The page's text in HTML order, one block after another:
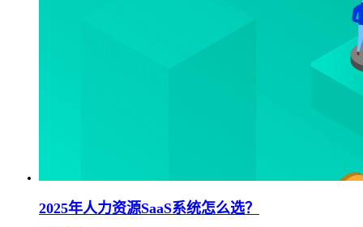
2025年人力资源SaaS系统怎么选？